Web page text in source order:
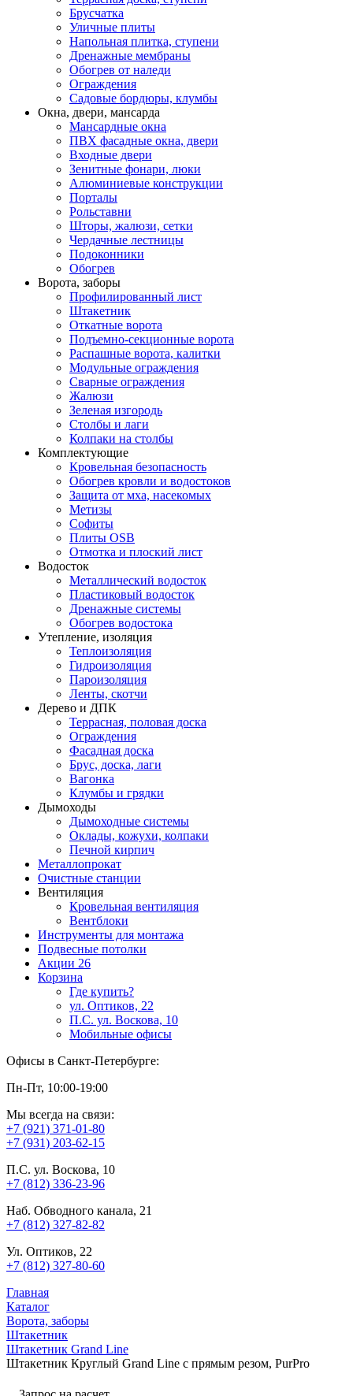
Брусчатка
Уличные плиты
Напольная плитка, ступени
Дренажные мембраны
Обогрев от наледи
Ограждения
Садовые бордюры, клумбы
Окна, двери, мансарда
Мансардные окна
ПВХ фасадные окна, двери
Входные двери
Зенитные фонари, люки
Алюминиевые конструкции
Порталы
Рольставни
Шторы, жалюзи, сетки
Чердачные лестницы
Подоконники
Обогрев
Ворота, заборы
Профилированный лист
Штакетник
Откатные ворота
Подъемно-секционные ворота
Распашные ворота, калитки
Модульные ограждения
Сварные ограждения
Жалюзи
Зеленая изгородь
Столбы и лаги
Колпаки на столбы
Комплектующие
Кровельная безопасность
Обогрев кровли и водостоков
Защита от мха, насекомых
Метизы
Софиты
Плиты OSB
Отмотка и плоский лист
Водосток
Металлический водосток
Пластиковый водосток
Дренажные системы
Обогрев водостока
Утепление, изоляция
Теплоизоляция
Гидроизоляция
Пароизоляция
Ленты, скотчи
Дерево и ДПК
Террасная, половая доска
Ограждения
Фасадная доска
Брус, доска, лаги
Вагонка
Клумбы и грядки
Дымоходы
Дымоходные системы
Оклады, кожухи, колпаки
Печной кирпич
Металлопрокат
Очистные станции
Вентиляция
Кровельная вентиляция
Вентблоки
Инструменты для монтажа
Подвесные потолки
Акции 26
Корзина
Где купить?
ул. Оптиков, 22
П.С. ул. Воскова, 10
Мобильные офисы
Офисы в Санкт-Петербурге:
Пн-Пт, 10:00-19:00
Мы всегда на связи:
+7 (921) 371-01-80
+7 (931) 203-62-15
П.С. ул. Воскова, 10
+7 (812) 336-23-96
Наб. Обводного канала, 21
+7 (812) 327-82-82
Ул. Оптиков, 22
+7 (812) 327-80-60
Главная
Каталог
Ворота, заборы
Штакетник
Штакетник Grand Line
Штакетник Круглый Grand Line с прямым резом, PurPro